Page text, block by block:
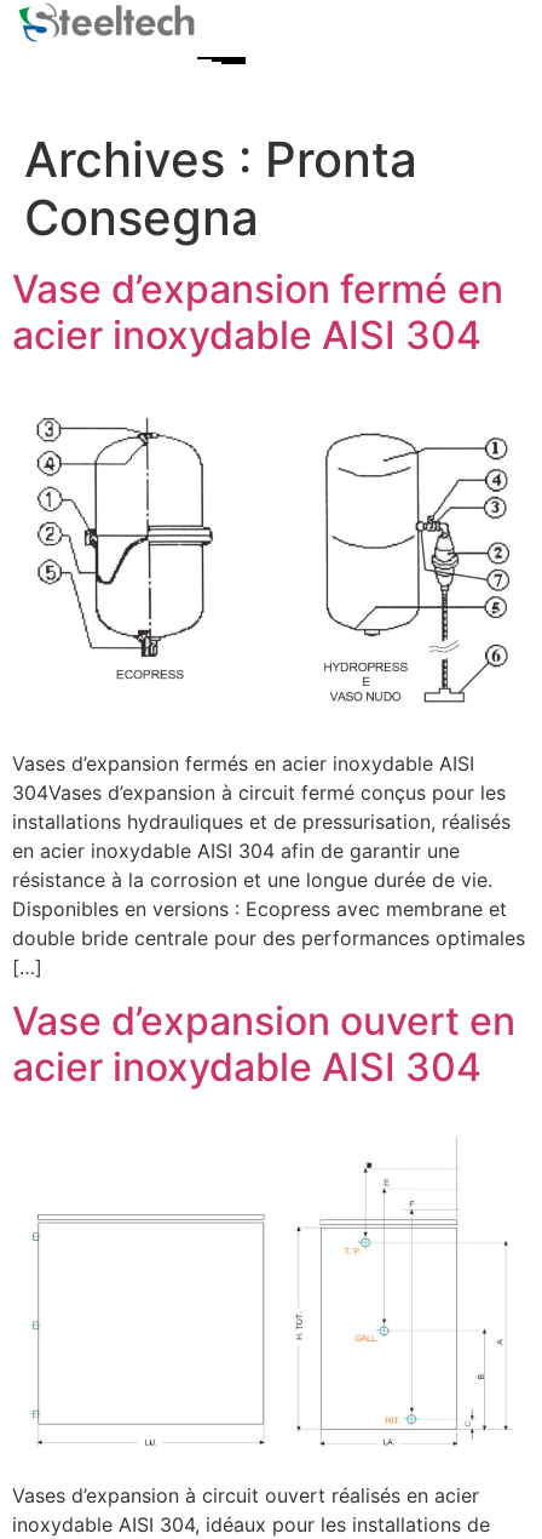
Archives : Pronta
Consegna
Vase d’expansion fermé en
acier inoxydable AISI 304
Vases d’expansion fermés en acier inoxydable AISI
304Vases d’expansion à circuit fermé conçus pour les
installations hydrauliques et de pressurisation, réalisés
en acier inoxydable AISI 304 afin de garantir une
résistance à la corrosion et une longue durée de vie.
Disponibles en versions : Ecopress avec membrane et
double bride centrale pour des performances optimales
[…]
Vase d’expansion ouvert en
acier inoxydable AISI 304
Vases d’expansion à circuit ouvert réalisés en acier
inoxydable AISI 304, idéaux pour les installations de